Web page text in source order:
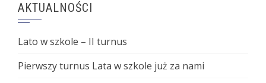
AKTUALNOŚCI
Lato w szkole – II turnus
Pierwszy turnus Lata w szkole już za nami